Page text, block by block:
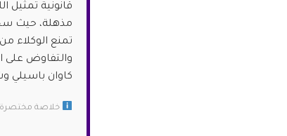
قانونية تمثيل
والتفاوض على
كاوان باسيلي
خلاصة مختصرة